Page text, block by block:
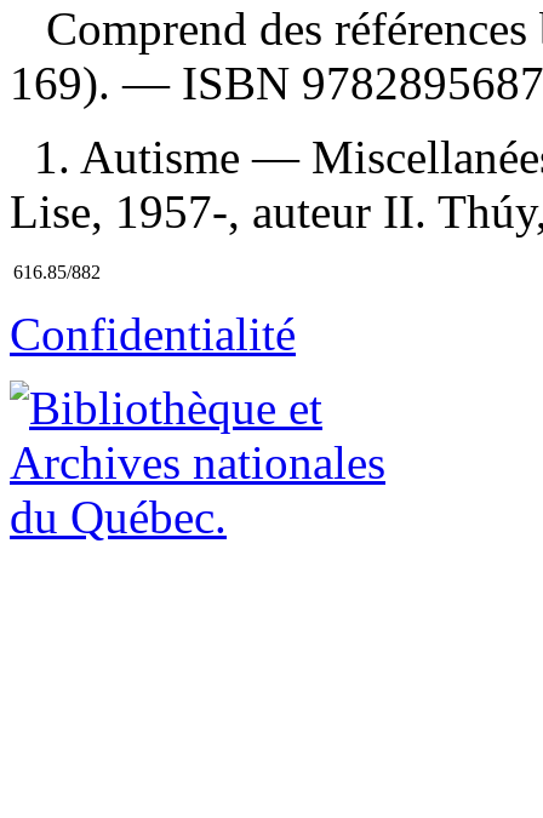
Comprend des
169). — ISBN
1. Autisme —
Lise, 1957-, auteur II.
616.85/882
Confidentialité